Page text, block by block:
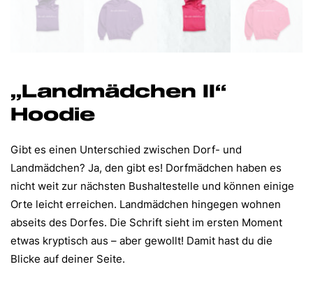
„Landmädchen II“
Hoodie
Gibt es einen Unterschied zwischen Dorf- und
Landmädchen? Ja, den gibt es! Dorfmädchen haben es
nicht weit zur nächsten Bushaltestelle und können einige
Orte leicht erreichen. Landmädchen hingegen wohnen
abseits des Dorfes. Die Schrift sieht im ersten Moment
etwas kryptisch aus – aber gewollt! Damit hast du die
Blicke auf deiner Seite.